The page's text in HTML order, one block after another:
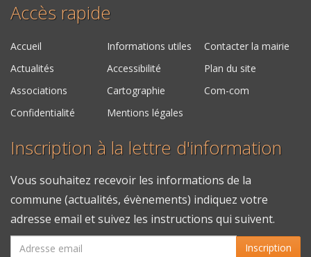
Accès rapide
Accueil Informations utiles
Contacter la mairie
Actualités
Accessibilité
Plan du site
Associations
Cartographie
Com-com
Confidentialité
Mentions légales
Inscription à la lettre d'information
Vous souhaitez recevoir les informations de la
commune (actualités, évènements) indiquez votre
adresse email et suivez les instructions qui suivent.
Inscription